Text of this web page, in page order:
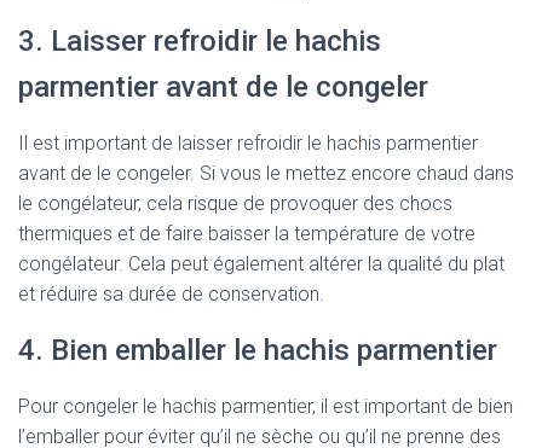
3. Laisser refroidir le hachis
parmentier avant de le congeler
Il est important de laisser refroidir le hachis parmentier
avant de le congeler. Si vous le mettez encore chaud dans
le congélateur, cela risque de provoquer des chocs
thermiques et de faire baisser la température de votre
congélateur. Cela peut également altérer la qualité du plat
et réduire sa durée de conservation.
4. Bien emballer le hachis parmentier
Pour congeler le hachis parmentier, il est important de bien
l’emballer pour éviter qu’il ne sèche ou qu’il ne prenne des